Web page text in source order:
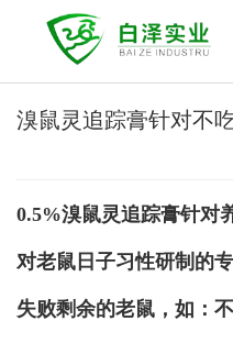
溴鼠灵追踪膏针对不
0.5%溴鼠灵追踪膏针对
对老鼠日子习性研制的
失败剩余的老鼠，如：